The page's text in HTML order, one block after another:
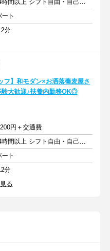
週3日以上 1日4時間以上 シフト自由・自己申告
ト
分
フ】和モダン×お洒落蕎麦屋さ
大歓迎♪扶養内勤務OK◎
円＋交通費
週2日以上 1日4時間以上 シフト自由・自己申告
ト
分
る